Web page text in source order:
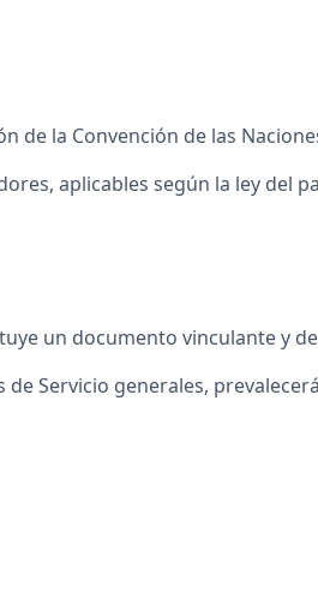
de la Convención de las
aplicables según la ley del
un documento vinculante y
Servicio generales,